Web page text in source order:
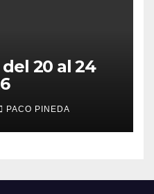
20 al 24
PACO PINEDA